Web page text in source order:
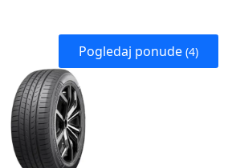
Pogledaj ponude (4)